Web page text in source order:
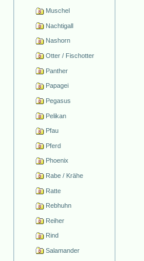
Muschel
Nachtigall
Nashorn
Otter / Fischotter
Panther
Papagei
Pegasus
Pelikan
Pfau
Pferd
Phoenix
Rabe / Krähe
Ratte
Rebhuhn
Reiher
Rind
Salamander